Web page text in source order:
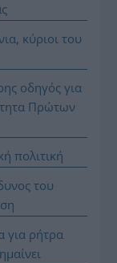
κύριοι του
οδηγός για
Πρώτων
πολιτική
του
για ρήτρα